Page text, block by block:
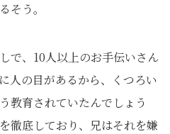
そう。
で、10人以上のお手伝いさん
人の目があるから、くつろい
教育されていたんでしょう
徹底しており、兄はそれを嫌